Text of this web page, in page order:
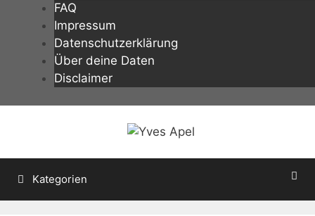
FAQ
Impressum
Datenschutzerklärung
Über deine Daten
Disclaimer
Kategorien